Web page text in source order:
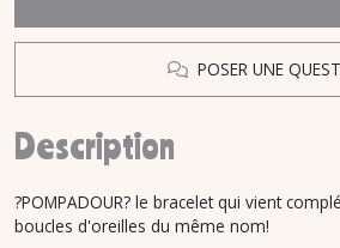
POSER UNE
Description
?POMPADOUR? le bracelet qui vient
boucles d'oreilles du même nom!